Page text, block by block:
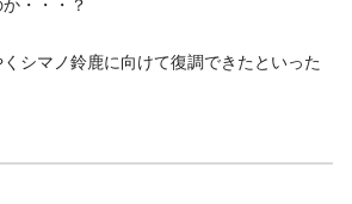
・・・？
シマノ鈴鹿に向けて復調できたといった